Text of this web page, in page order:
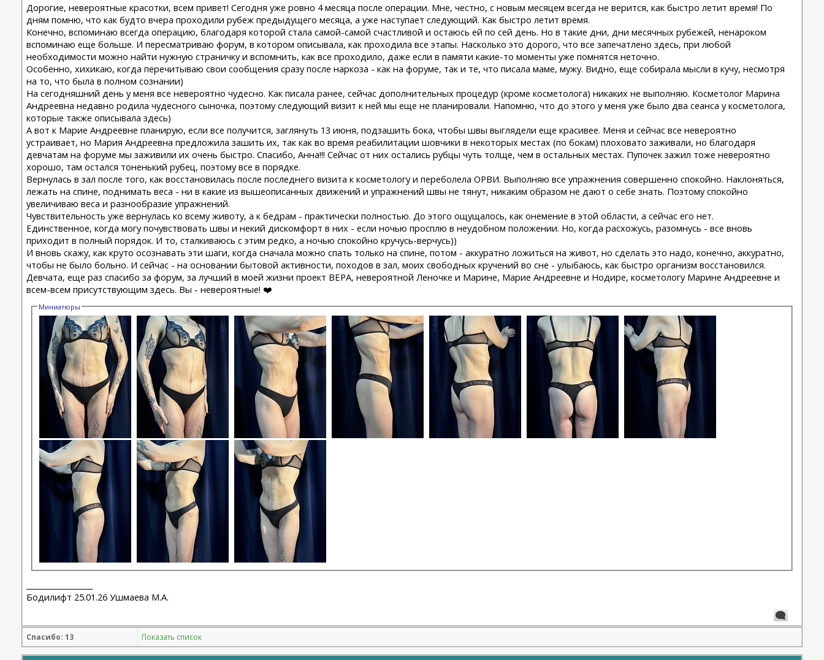
Дорогие, невероятные красотки, всем привет! Сегодня уже ровно 4 месяца после операции. Мне, честно, с новым месяцем всегда не верится, как быстро летит время! По
дням помню, что как будто вчера проходили рубеж предыдущего месяца, а уже наступает следующий. Как быстро летит время.
Конечно, вспоминаю всегда операцию, благодаря которой стала самой-самой счастливой и остаюсь ей по сей день. Но в такие дни, дни месячных рубежей, ненароком
вспоминаю еще больше. И пересматриваю форум, в котором описывала, как проходила все этапы. Насколько это дорого, что все запечатлено здесь, при любой
необходимости можно найти нужную страничку и вспомнить, как все проходило, даже если в памяти какие-то моменты уже помнятся неточно.
Особенно, хихикаю, когда перечитываю свои сообщения сразу после наркоза - как на форуме, так и те, что писала маме, мужу. Видно, еще собирала мысли в кучу, несмотря
на то, что была в полном сознании)
На сегодняшний день у меня все невероятно чудесно. Как писала ранее, сейчас дополнительных процедур (кроме косметолога) никаких не выполняю. Косметолог Марина
Андреевна недавно родила чудесного сыночка, поэтому следующий визит к ней мы еще не планировали. Напомню, что до этого у меня уже было два сеанса у косметолога,
которые также описывала здесь)
А вот к Марие Андреевне планирую, если все получится, заглянуть 13 июня, подзашить бока, чтобы швы выглядели еще красивее. Меня и сейчас все невероятно
устраивает, но Мария Андреевна предложила зашить их, так как во время реабилитации шовчики в некоторых местах (по бокам) плоховато заживали, но благодаря
девчатам на форуме мы заживили их очень быстро. Спасибо, Анна!!! Сейчас от них остались рубцы чуть толще, чем в остальных местах. Пупочек зажил тоже невероятно
хорошо, там остался тоненький рубец, поэтому все в порядке.
Вернулась в зал после того, как восстановилась после последнего визита к косметологу и переболела ОРВИ. Выполняю все упражнения совершенно спокойно. Наклоняться,
лежать на спине, поднимать веса - ни в какие из вышеописанных движений и упражнений швы не тянут, никаким образом не дают о себе знать. Поэтому спокойно
увеличиваю веса и разнообразие упражнений.
Чувствительность уже вернулась ко всему животу, а к бедрам - практически полностью. До этого ощущалось, как онемение в этой области, а сейчас его нет.
Единственное, когда могу почувствовать швы и некий дискомфорт в них - если ночью просплю в неудобном положении. Но, когда расхожусь, разомнусь - все вновь
приходит в полный порядок. И то, сталкиваюсь с этим редко, а ночью спокойно кручусь-верчусь))
И вновь скажу, как круто осознавать эти шаги, когда сначала можно спать только на спине, потом - аккуратно ложиться на живот, но сделать это надо, конечно, аккуратно,
чтобы не было больно. И сейчас - на основании бытовой активности, походов в зал, моих свободных кручений во сне - улыбаюсь, как быстро организм восстановился.
Девчата, еще раз спасибо за форум, за лучший в моей жизни проект ВЕРА, невероятной Леночке и Марине, Марие Андреевне и Нодире, косметологу Марине Андреевне и
всем-всем присутствующим здесь. Вы - невероятные! ❤️
Миниатюры
Бодилифт 25.01.26 Ушмаева М.А.
Спасибо: 13 Показать список